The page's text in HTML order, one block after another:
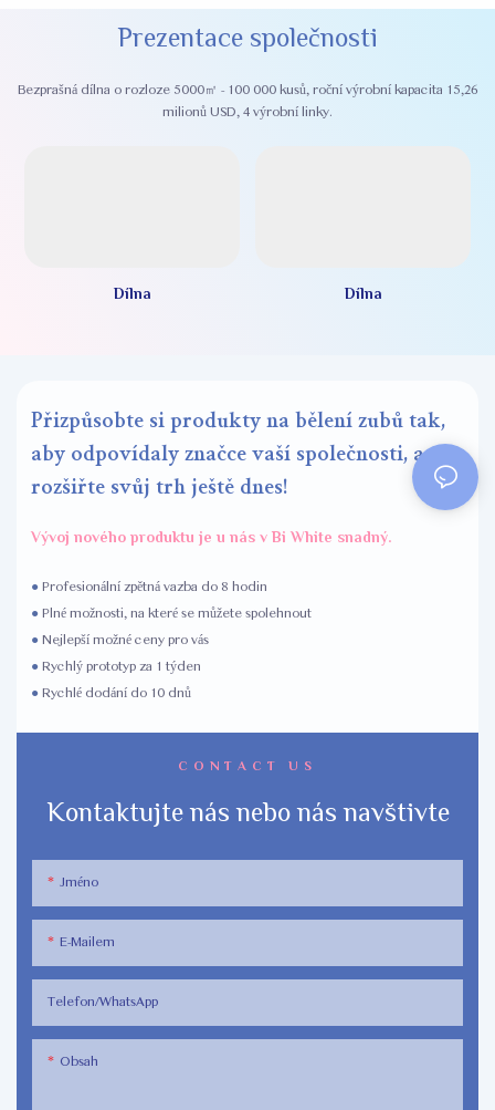
Prezentace společnosti
Bezprašná dílna o rozloze 5000㎡ - 100 000 kusů, roční výrobní kapacita 15,26
milionů USD, 4 výrobní linky.
Dílna Dílna
Přizpůsobte si produkty na bělení zubů tak,
aby odpovídaly značce vaší společnosti, a
rozšiřte svůj trh ještě dnes!
Vývoj nového produktu je u nás v Bi White snadný.
● Profesionální zpětná vazba do 8 hodin
● Plné možnosti, na které se můžete spolehnout
● Nejlepší možné ceny pro vás
● Rychlý prototyp za 1 týden
● Rychlé dodání do 10 dnů
CONTACT US
Kontaktujte nás nebo nás navštivte
Jméno
E-Mailem
Telefon/WhatsApp
Obsah